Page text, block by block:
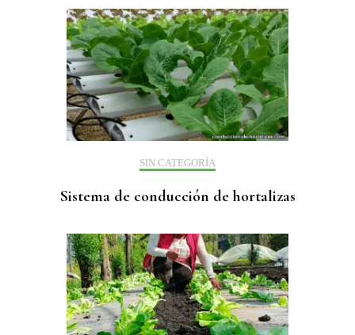
SIN CATEGORÍA
Sistema de conducción de hortalizas